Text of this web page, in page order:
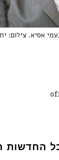
אסיא. צילום:
החדשות